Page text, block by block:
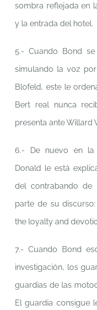
sombra reflejada en
y la entrada del hotel.
5.- Cuando Bond
simulando la voz
Blofeld, este le
Bert real nunca
presenta ante Willard
6.- De nuevo en la
Donald le está
del contrabando de
parte de su
the loyalty and
7.- Cuando Bond
investigación, los
guardias de las
El guardia consigue